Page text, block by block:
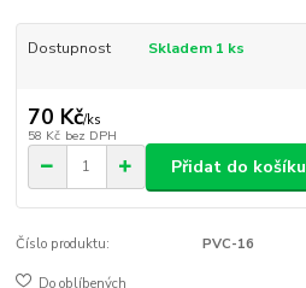
Dostupnost Skladem 1 ks
70 Kč/ks
58 Kč bez DPH
Přidat do košíku
Číslo produktu: PVC-16
Do oblíbených